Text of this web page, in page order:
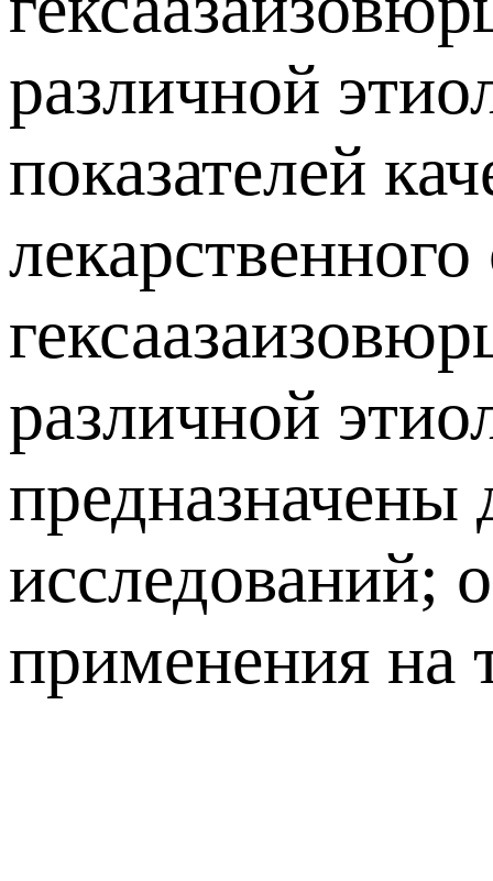
различной
показателей
различной
исследований;
применения на